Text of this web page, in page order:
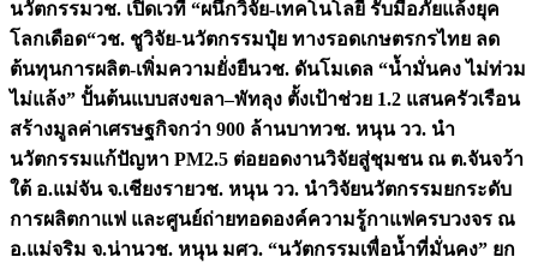
นวัตกรรมวช. เปิดเวที “ผนึกวิจัย-เทคโนโลยี รับมือภัยแล้งยุค
โลกเดือด“วช. ชูวิจัย-นวัตกรรมปุ๋ย ทางรอดเกษตรกรไทย ลด
ต้นทุนการผลิต-เพิ่มความยั่งยืนวช. ดันโมเดล “น้ำมั่นคง ไม่ท่วม
ไม่แล้ง” ปั้นต้นแบบสงขลา–พัทลุง ตั้งเป้าช่วย 1.2 แสนครัวเรือน
สร้างมูลค่าเศรษฐกิจกว่า 900 ล้านบาทวช. หนุน วว. นำ
นวัตกรรมแก้ปัญหา PM2.5 ต่อยอดงานวิจัยสู่ชุมชน ณ ต.จันจว้า
ใต้ อ.แม่จัน จ.เชียงรายวช. หนุน วว. นำวิจัยนวัตกรรมยกระดับ
การผลิตกาแฟ และศูนย์ถ่ายทอดองค์ความรู้กาแฟครบวงจร ณ
อ.แม่จริม จ.น่านวช. หนุน มศว. “นวัตกรรมเพื่อน้ำที่มั่นคง” ยก